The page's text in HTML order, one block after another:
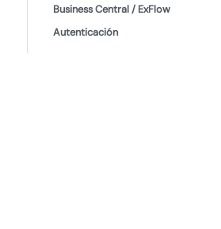
Business Central / ExFlow
Autenticación